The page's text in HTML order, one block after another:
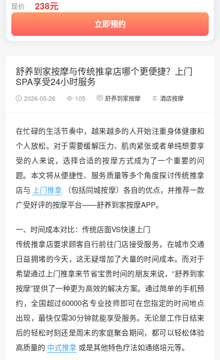
现价 238元
立即预约
舒养到家按摩与传统推拿店哪个更便捷？上门
SPA享受24小时服务
2026-05-26 105 舒养到家按摩 酒店按摩
在忙碌的生活节奏中，越来越多的人开始注重身体健康和
个人放松。对于需要缓解压力、肌肉紧张或者单纯想要享
受的人来说，选择合适的按摩方式成为了一个重要的问
题。本文将从便捷性、服务质量等多个角度探讨传统推拿
店与 上门推拿
（包括同城按摩）各自的优点，并推荐一款
广受好评的按摩平台——舒养到家按摩APP。
一、时间成本对比：传统店面VS快速上门
传统推拿店要求顾客自行前往门店接受服务，在城市交通
日益拥堵的今天，这无疑增加了大量的时间成本。而对于
希望通过上门推拿来节省宝贵时间的朋友来说，“舒养到家
按摩”提供了一种更为高效的解决方案。通过简单的手机预
约，全国超过60000名专业技师即可在您指定的时间地点
出现，最快仅需30分钟就能享受服务。无论是工作日结束
后的轻松时刻还是周末的家庭聚会期间，都可以轻松体验
高质量的 中式推拿 或是其他特色疗法如通络培元等。